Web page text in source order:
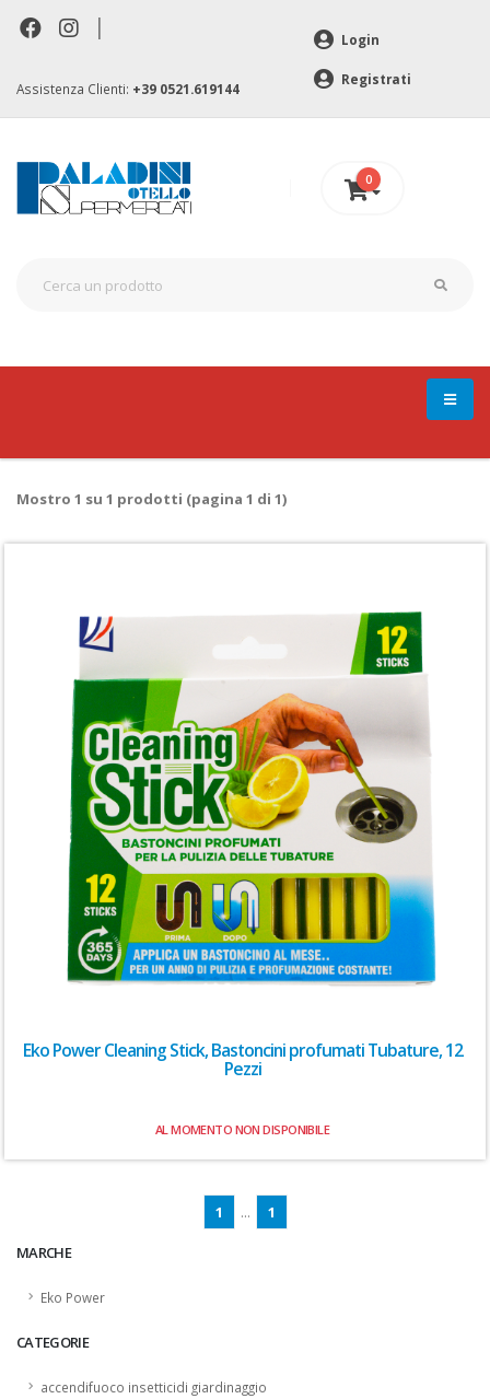
|
Assistenza Clienti: +39 0521.619144
Login
Registrati
0
MARCHE
Eko Power
CATEGORIE
accendifuoco insetticidi giardinaggio
Mostro 1 su 1 prodotti (pagina 1 di 1)
Eko Power Cleaning Stick, Bastoncini profumati Tubature, 12
Pezzi
AL MOMENTO NON DISPONIBILE
1 ... 1